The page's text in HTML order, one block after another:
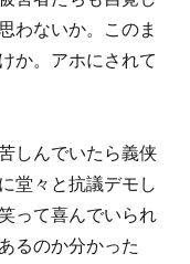
わないか。このま
か。アホにされて
しんでいたら義侠
堂々と抗議デモし
って喜んでいられ
るのか分かった